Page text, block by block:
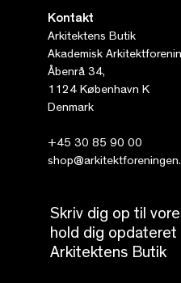
Kontakt
Arkitektens Butik
Akademisk
Åbenrå 34,
1124 København K
Denmark
+45 30 85 90 00
Skriv dig op til
hold dig
Arkitektens Butik